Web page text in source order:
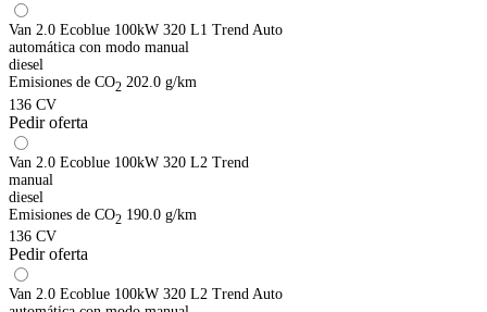
Van 2.0 Ecoblue 100kW 320 L1 Trend Auto
automática con modo manual
diesel
Emisiones de CO2 202.0 g/km
136 CV
Pedir oferta
Van 2.0 Ecoblue 100kW 320 L2 Trend
manual
diesel
Emisiones de CO2 190.0 g/km
136 CV
Pedir oferta
Van 2.0 Ecoblue 100kW 320 L2 Trend Auto